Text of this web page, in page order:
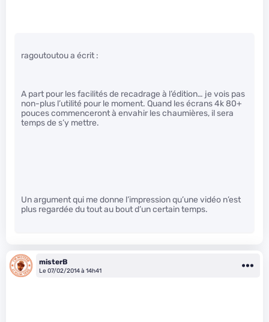
ragoutoutou a écrit :
A part pour les facilités de recadrage à l’édition… je vois pas
non-plus l’utilité pour le moment. Quand les écrans 4k 80+
pouces commenceront à envahir les chaumières, il sera
temps de s’y mettre.
Un argument qui me donne l’impression qu’une vidéo n’est
plus regardée du tout au bout d’un certain temps.
misterB
Le 07/02/2014 à 14h41